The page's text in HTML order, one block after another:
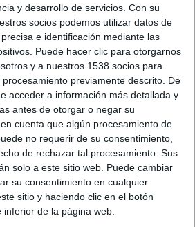
y desarrollo de servicios. Con su
socios podemos utilizar datos de
e identificación mediante las
Puede hacer clic para otorgarnos
y a nuestros 1538 socios para
previamente descrito. De
acceder a información más detallada y
antes de otorgar o negar su
cuenta que algún procesamiento de
no requerir de su consentimiento,
de rechazar tal procesamiento. Sus
solo a este sitio web. Puede cambiar
su consentimiento en cualquier
sitio y haciendo clic en el botón
de la página web.
Blanca Martínez se
recibió una llamada
le informaban del
de su hermano Miguel
Desde aquel
toda la familia se volcó
parecía ocultar algo.
nada, las pruebas no
y los análisis
contradictorios entre